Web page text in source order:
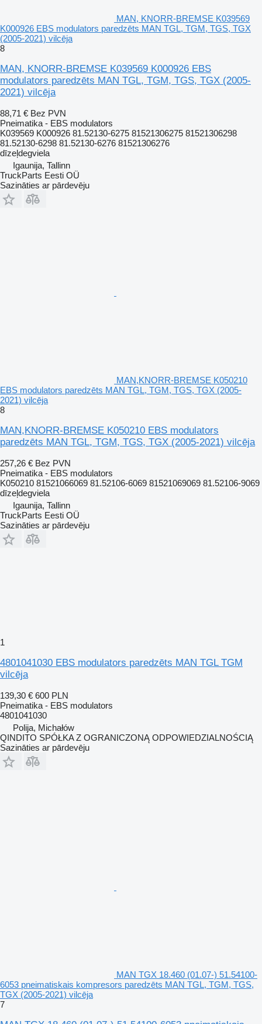
MAN, KNORR-BREMSE K039569
K000926 EBS modulators paredzēts MAN TGL, TGM, TGS, TGX
(2005-2021) vilcēja
8
MAN, KNORR-BREMSE K039569 K000926 EBS
modulators paredzēts MAN TGL, TGM, TGS, TGX (2005-
2021) vilcēja
88,71 € Bez PVN
Pneimatika - EBS modulators
K039569 K000926 81.52130-6275 81521306275 81521306298
81.52130-6298 81.52130-6276 81521306276
dīzeļdegviela
Igaunija, Tallinn
TruckParts Eesti OÜ
Sazināties ar pārdevēju
MAN,KNORR-BREMSE K050210
EBS modulators paredzēts MAN TGL, TGM, TGS, TGX (2005-
2021) vilcēja
8
MAN,KNORR-BREMSE K050210 EBS modulators
paredzēts MAN TGL, TGM, TGS, TGX (2005-2021) vilcēja
257,26 € Bez PVN
Pneimatika - EBS modulators
K050210 81521066069 81.52106-6069 81521069069 81.52106-9069
dīzeļdegviela
Igaunija, Tallinn
TruckParts Eesti OÜ
Sazināties ar pārdevēju
1
4801041030 EBS modulators paredzēts MAN TGL TGM
vilcēja
139,30 € 600 PLN
Pneimatika - EBS modulators
4801041030
Polija, Michałów
QINDITO SPÓŁKA Z OGRANICZONĄ ODPOWIEDZIALNOŚCIĄ
Sazināties ar pārdevēju
MAN TGX 18.460 (01.07-) 51.54100-
6053 pneimatiskais kompresors paredzēts MAN TGL, TGM, TGS,
TGX (2005-2021) vilcēja
7